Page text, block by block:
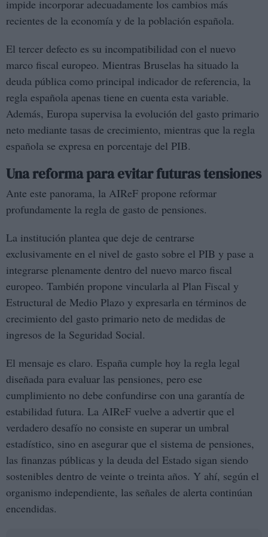
impide incorporar adecuadamente los cambios más
recientes de la economía y de la población española.
El tercer defecto es su incompatibilidad con el nuevo
marco fiscal europeo. Mientras Bruselas ha situado la
deuda pública como principal indicador de referencia, la
regla española apenas tiene en cuenta esta variable.
Además, Europa supervisa la evolución del gasto primario
neto mediante tasas de crecimiento, mientras que la regla
española se expresa en porcentaje del PIB.
Una reforma para evitar futuras tensiones
Ante este panorama, la AIReF propone reformar
profundamente la regla de gasto de pensiones.
La institución plantea que deje de centrarse
exclusivamente en el nivel de gasto sobre el PIB y pase a
integrarse plenamente dentro del nuevo marco fiscal
europeo. También propone vincularla al Plan Fiscal y
Estructural de Medio Plazo y expresarla en términos de
crecimiento del gasto primario neto de medidas de
ingresos de la Seguridad Social.
El mensaje es claro. España cumple hoy la regla legal
diseñada para evaluar las pensiones, pero ese
cumplimiento no debe confundirse con una garantía de
estabilidad futura. La AIReF vuelve a advertir que el
verdadero desafío no consiste en superar un umbral
estadístico, sino en asegurar que el sistema de pensiones,
las finanzas públicas y la deuda del Estado sigan siendo
sostenibles dentro de veinte o treinta años. Y ahí, según el
organismo independiente, las señales de alerta continúan
encendidas.